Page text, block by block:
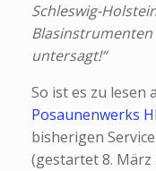
Schleswig-
Blasinstrumenten
untersagt!“
So ist es zu lesen
Posaunenwerks
bisherigen
(gestartet 8. März